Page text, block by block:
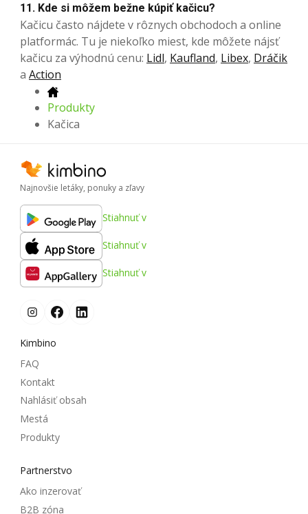
11. Kde si môžem bežne kúpiť kačicu?
Kačicu často nájdete v rôznych obchodoch a online
platformác. Tu je niekoľko miest, kde môžete nájsť
kačicu za výhodnú cenu: Lidl, Kaufland, Libex, Dráčik
a Action
Produkty
Kačica
Najnovšie letáky, ponuky a zľavy
Stiahnuť v
Stiahnuť v
Stiahnuť v
Kimbino
FAQ
Kontakt
Nahlásiť obsah
Mestá
Produkty
Partnerstvo
Ako inzerovať
B2B zóna